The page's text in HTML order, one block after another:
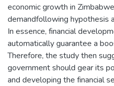
economic growth in
demandfollowing hypothesis
In essence, financial
automatically guarantee a
Therefore, the study then
government should gear its
and developing the financial